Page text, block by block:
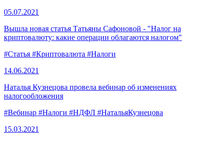
05.07.2021
Вышла новая статья Татьяны Сафоновой - "Налог на
криптовалюту: какие операции облагаются налогом"
#Статья #Криптовалюта #Налоги
14.06.2021
Наталья Кузнецова провела вебинар об изменениях
налогообложения
#Вебинар #Налоги #НДФЛ #НатальяКузнецова
15.03.2021